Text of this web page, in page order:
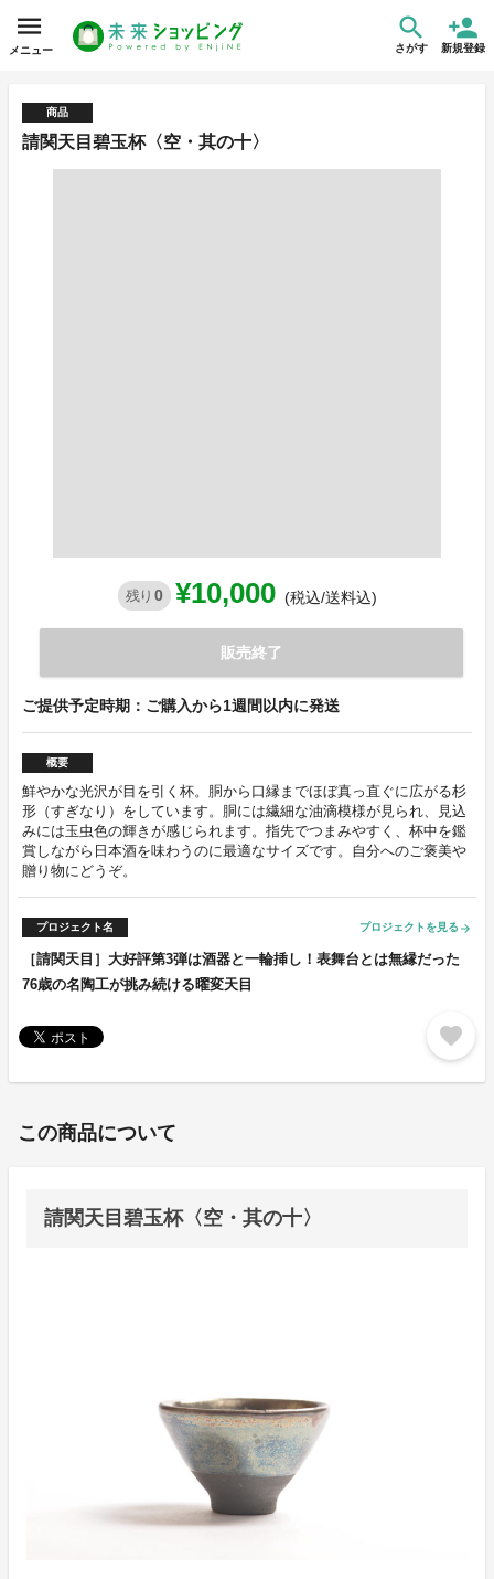
メニュー さがす 新規登録
商品
請関天目碧玉杯〈空・其の十〉
残り 0 ¥10,000 (税込/送料込)
販売終了
ご提供予定時期：ご購入から1週間以内に発送
概要
鮮やかな光沢が目を引く杯。胴から口縁までほぼ真っ直ぐに広がる杉
形（すぎなり）をしています。胴には繊細な油滴模様が見られ、見込
みには玉虫色の輝きが感じられます。指先でつまみやすく、杯中を鑑
賞しながら日本酒を味わうのに最適なサイズです。自分へのご褒美や
贈り物にどうぞ。
プロジェクト名 プロジェクトを見る arrow_forward
［請関天目］大好評第3弾は酒器と一輪挿し！表舞台とは無縁だった
76歳の名陶工が挑み続ける曜変天目
favorite
この商品について
請関天目碧玉杯〈空・其の十〉